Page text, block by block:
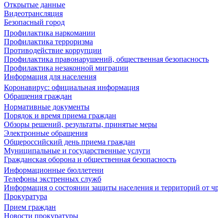
Открытые данные
Видеотрансляция
Безопасный город
Профилактика наркомании
Профилактика терроризма
Противодействие коррупции
Профилактика правонарушений, общественная безопасность
Профилактика незаконной миграции
Информация для населения
Коронавирус: официальная информация
Обращения граждан
Нормативные документы
Порядок и время приема граждан
Обзоры решений, результаты, принятые меры
Электронные обращения
Общероссийский день приема граждан
Муниципальные и государственные услуги
Гражданская оборона и общественная безопасность
Информационные бюллетени
Телефоны экстренных служб
Информация о состоянии защиты населения и территорий от
Прокуратура
Прием граждан
Новости прокуратуры